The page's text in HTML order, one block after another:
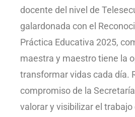
docente del nivel de
galardonada con el
Práctica Educativa 2025,
maestra y maestro tiene la
transformar vidas cada día.
compromiso de la
valorar y visibilizar el trabajo